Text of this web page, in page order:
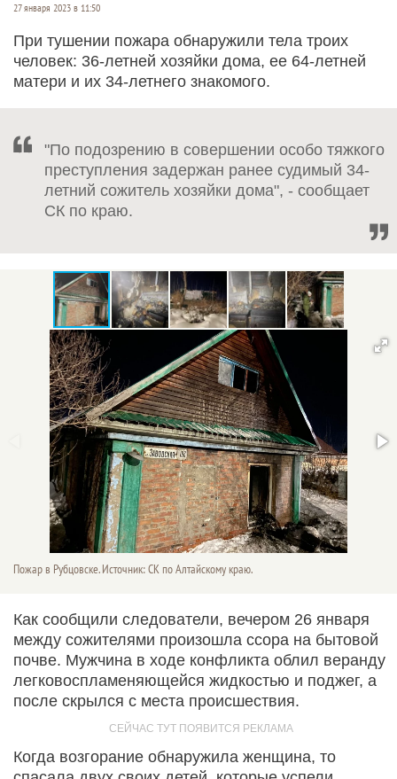
27 января 2023 в 11:50
При тушении пожара обнаружили тела троих
человек: 36-летней хозяйки дома, ее 64-летней
матери и их 34-летнего знакомого.
"По подозрению в совершении особо тяжкого
преступления задержан ранее судимый 34-
летний сожитель хозяйки дома", - сообщает
СК по краю.
Пожар в Рубцовске. Источник: СК по Алтайскому краю.
Как сообщили следователи, вечером 26 января
между сожителями произошла ссора на бытовой
почве. Мужчина в ходе конфликта облил веранду
легковоспламеняющейся жидкостью и поджег, а
после скрылся с места происшествия.
Когда возгорание обнаружила женщина, то